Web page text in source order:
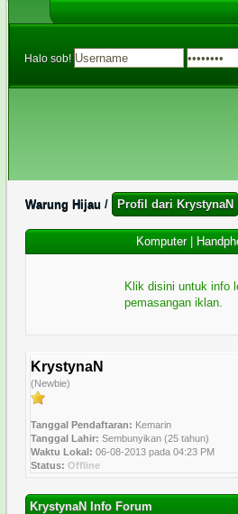
Halo sob!
Warung Hijau / Profil dari KrystynaN
Komputer|
Klik disini untuk info
pemasangan iklan.
KrystynaN
(Newbie)
Tanggal Pendaftaran: Kemarin
Tanggal Lahir: Sembunyikan (25 tahun)
Waktu Lokal: 06-08-2013 pada 04:23 PM
Status: Offline
KrystynaN Info Forum